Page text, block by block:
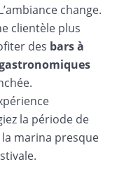
change.
clientèle plus
des bars à
la période de
la marina presque